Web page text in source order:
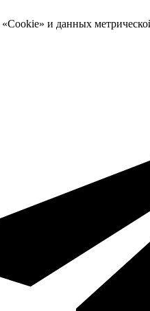
и данных